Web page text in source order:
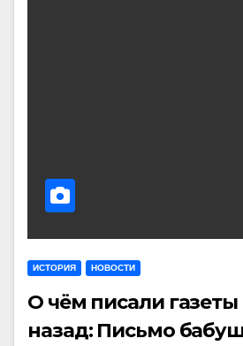
ИСТОРИЯ НОВОСТИ
О чём писали газеты
назад: Письмо